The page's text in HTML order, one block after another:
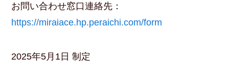
お問い合わせ窓口連絡先：
https://miraiace.hp.peraichi.com/form
2025年5月1日 制定